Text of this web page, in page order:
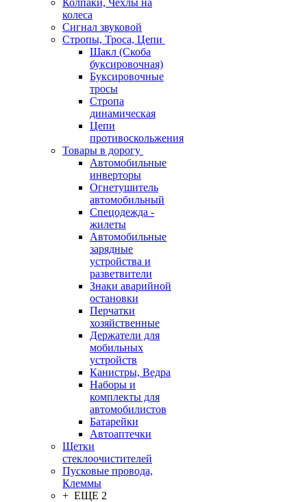
Колпаки, Чехлы на
колеса
Сигнал звуковой
Стропы, Троса, Цепи
Шакл (Скоба
буксировочная)
Буксировочные
тросы
Стропа
динамическая
Цепи
противоскольжения
Товары в дорогу
Автомобильные
инверторы
Огнетушитель
автомобильный
Спецодежда -
жилеты
Автомобильные
зарядные
устройства и
разветвители
Знаки аварийной
остановки
Перчатки
хозяйственные
Держатели для
мобильных
устройств
Канистры, Ведра
Наборы и
комплекты для
автомобилистов
Батарейки
Автоаптечки
Щетки
стеклоочистителей
Пусковые провода,
Клеммы
+ ЕЩЕ 2